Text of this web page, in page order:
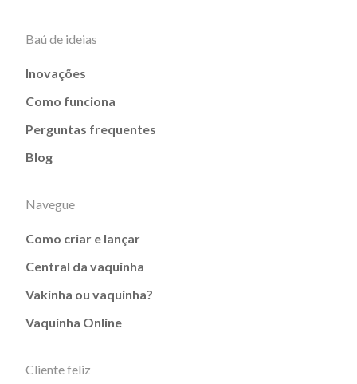
Baú de ideias
Inovações
Como funciona
Perguntas frequentes
Blog
Navegue
Como criar e lançar
Central da vaquinha
Vakinha ou vaquinha?
Vaquinha Online
Cliente feliz